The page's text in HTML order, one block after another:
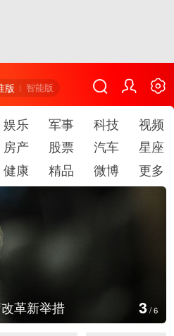
版 智能版
娱乐 军事 科技
视频
房产 股票 汽车
星座
健康 精品 微博 更多
洱：乡村风光如画 4 /6